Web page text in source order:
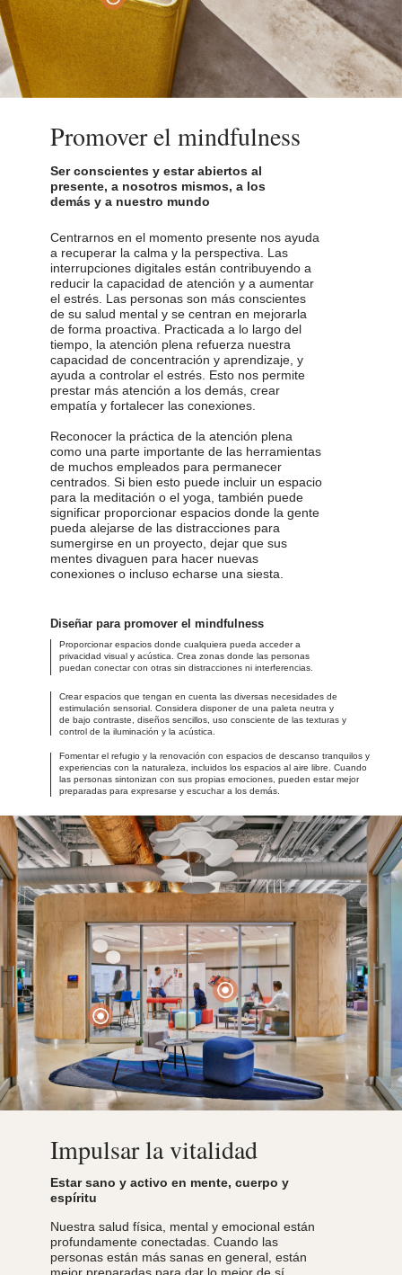
Centrarnos en el momento presente nos ayuda
a recuperar la calma y la perspectiva. Las
interrupciones digitales están contribuyendo a
reducir la capacidad de atención y a aumentar
el estrés. Las personas son más conscientes
de su salud mental y se centran en mejorarla
de forma proactiva. Practicada a lo largo del
tiempo, la atención plena refuerza nuestra
capacidad de concentración y aprendizaje, y
ayuda a controlar el estrés. Esto nos permite
prestar más atención a los demás, crear
empatía y fortalecer las conexiones.
Reconocer la práctica de la atención plena
como una parte importante de las herramientas
de muchos empleados para permanecer
centrados. Si bien esto puede incluir un espacio
para la meditación o el yoga, también puede
significar proporcionar espacios donde la gente
pueda alejarse de las distracciones para
sumergirse en un proyecto, dejar que sus
mentes divaguen para hacer nuevas
conexiones o incluso echarse una siesta.
Ser conscientes y estar abiertos al
presente, a nosotros mismos, a los
demás y a nuestro mundo
Promover el mindfulness
Diseñar para promover el mindfulness
Proporcionar espacios donde cualquiera pueda acceder a
privacidad visual y acústica. Crea zonas donde las personas
puedan conectar con otras sin distracciones ni interferencias.
Fomentar el refugio y la renovación con espacios de descanso tranquilos y
experiencias con la naturaleza, incluidos los espacios al aire libre. Cuando
las personas sintonizan con sus propias emociones, pueden estar mejor
preparadas para expresarse y escuchar a los demás.
Crear espacios que tengan en cuenta las diversas necesidades de
estimulación sensorial. Considera disponer de una paleta neutra y
de bajo contraste, diseños sencillos, uso consciente de las texturas y
control de la iluminación y la acústica.
Nuestra salud física, mental y emocional están
profundamente conectadas. Cuando las
personas están más sanas en general, están
Estar sano y activo en mente, cuerpo y
espíritu
Impulsar la vitalidad
Photo Credit: Jason O’rear